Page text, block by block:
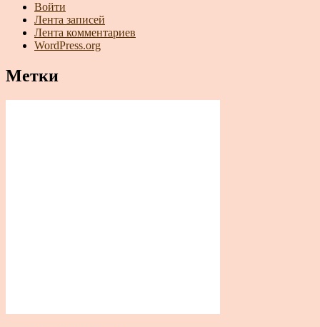
Войти
Лента записей
Лента комментариев
WordPress.org
Метки